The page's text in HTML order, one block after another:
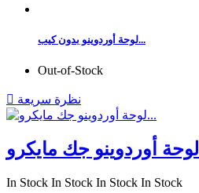
لوحة أوردوينو بدون كيب...
Out-of-Stock
 نظرة سريعة
In Stock In Stock In Stock In Stock